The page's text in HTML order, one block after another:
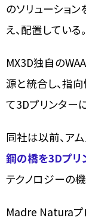
のソリューショ
え、配置している。
MX3D独自の
源と統合し、指
て3Dプリンター
同社は以前、ア
鋼の橋を3Dプリ
テクノロジーの
Madre Naturaプ